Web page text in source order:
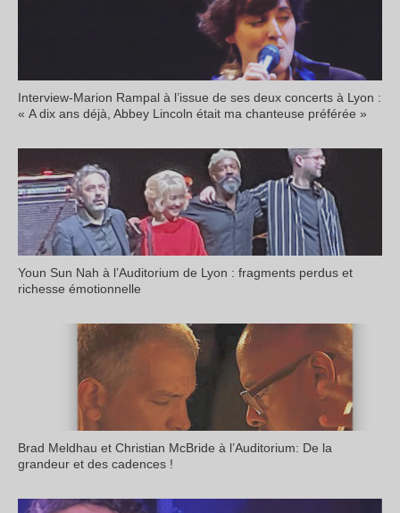
Interview-Marion Rampal à l’issue de ses deux concerts à Lyon :
« A dix ans déjà, Abbey Lincoln était ma chanteuse préférée »
Youn Sun Nah à l’Auditorium de Lyon : fragments perdus et
richesse émotionnelle
Brad Meldhau et Christian McBride à l’Auditorium: De la
grandeur et des cadences !